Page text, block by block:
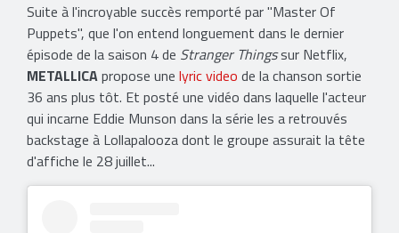
Suite à l'incroyable succès remporté par "Master Of
Puppets", que l'on entend longuement dans le dernier
épisode de la saison 4 de Stranger Thingssur Netflix,
METALLICApropose une lyric video de la chanson sortie
36 ans plus tôt. Et posté une vidéo dans laquelle l'acteur
qui incarne Eddie Munson dans la série les a retrouvés
backstage à Lollapalooza dont le groupe assurait la tête
d'affiche le 28 juillet...